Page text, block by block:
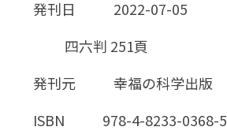
発刊日
2022-07-05
四六判 251頁
発刊元
幸福の科学出版
ISBN
978-4-8233-0368-5